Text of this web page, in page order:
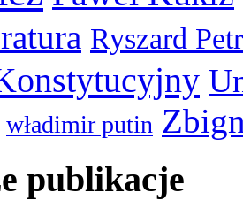
Ryszard
władimir putin
publikacje